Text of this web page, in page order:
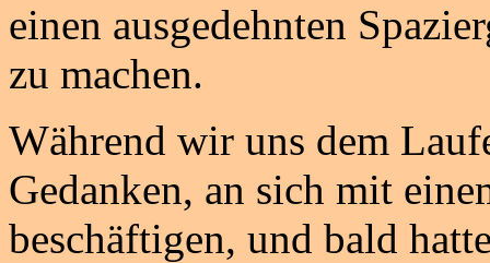
einen ausgedehnten
zu machen.
Während wir uns dem
Gedanken, an sich mit
beschäftigen, und bald